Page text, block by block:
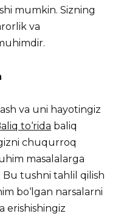
mumkin. Sizning
va
va uni hayotingiz
to‘rida baliq
chuqurroq
masalalarga
Bu tushni tahlil qilish
bo‘lgan narsalarni
erishishingiz